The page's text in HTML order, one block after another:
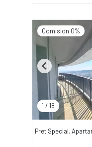
Comision 0%
1 / 18
Previous
Pret Special.